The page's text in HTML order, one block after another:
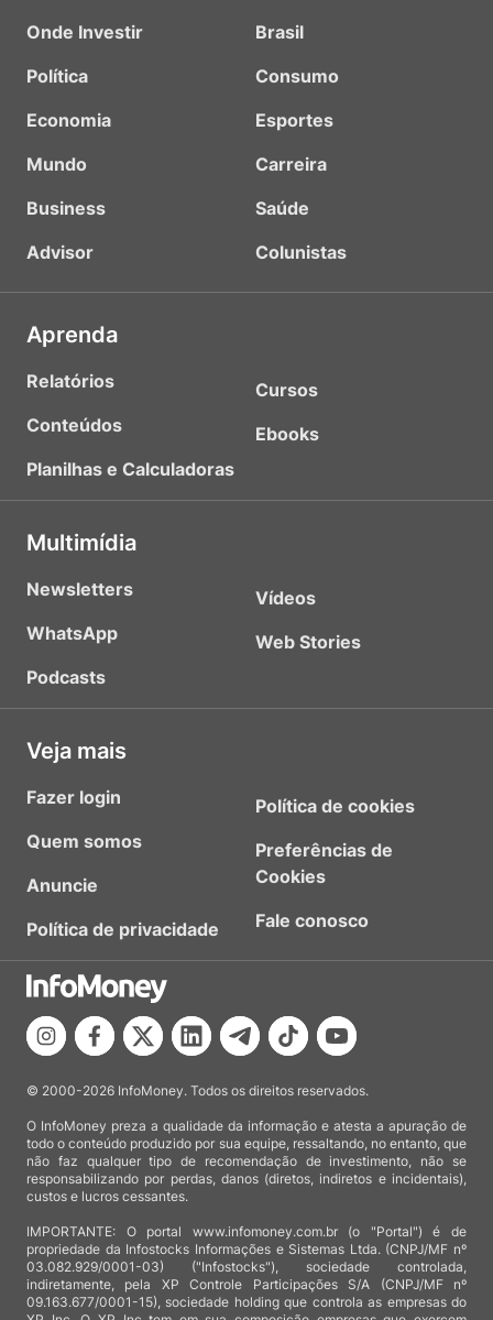
Onde Investir
Política
Economia
Mundo
Business
Advisor
Brasil
Consumo
Esportes
Carreira
Saúde
Colunistas
Aprenda
Relatórios
Conteúdos
Planilhas e Calculadoras
Cursos
Ebooks
Multimídia
Newsletters
WhatsApp
Podcasts
Vídeos
Web Stories
Veja mais
Fazer login
Quem somos
Anuncie
Política de privacidade
Política de cookies
Preferências de
Cookies
Fale conosco
© 2000-2026 InfoMoney. Todos os direitos reservados.
O InfoMoney preza a qualidade da informação e atesta a apuração de
todo o conteúdo produzido por sua equipe, ressaltando, no entanto, que
não faz qualquer tipo de recomendação de investimento, não se
responsabilizando por perdas, danos (diretos, indiretos e incidentais),
custos e lucros cessantes.
IMPORTANTE: O portal www.infomoney.com.br (o "Portal") é de
propriedade da Infostocks Informações e Sistemas Ltda. (CNPJ/MF nº
03.082.929/0001-03) ("Infostocks"), sociedade controlada,
indiretamente, pela XP Controle Participações S/A (CNPJ/MF nº
09.163.677/0001-15), sociedade holding que controla as empresas do